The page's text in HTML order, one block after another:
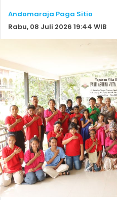
Andomaraja Paga Sitio
Rabu, 08 Juli 2026 19:44 WIB